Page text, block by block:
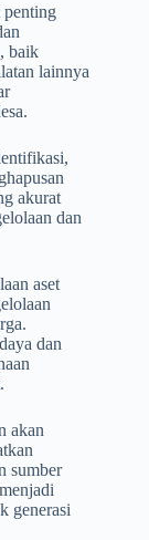
penting
baik
lainnya
akurat
dan
aset
dan
akan
sumber
generasi